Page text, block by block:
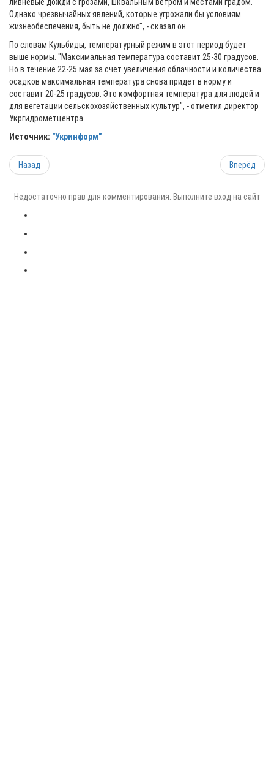
Однако чрезвычайных явлений, которые угрожали бы условиям
жизнеобеспечения, быть не должно", - сказал он.
По словам Кульбиды, температурный режим в этот период будет
выше нормы. "Максимальная температура составит 25-30 градусов.
Но в течение 22-25 мая за счет увеличения облачности и количества
осадков максимальная температура снова придет в норму и
составит 20-25 градусов. Это комфортная температура для людей и
для вегетации сельскохозяйственных культур", - отметил директор
Укргидрометцентра.
Источник: "Укринформ"
Назад Вперёд
Недостаточно прав для комментирования. Выполните вход на сайт